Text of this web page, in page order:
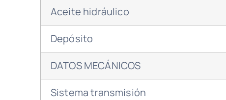
Aceite hidráulico
Depósito
DATOS MECÁNICOS
Sistema transmisión